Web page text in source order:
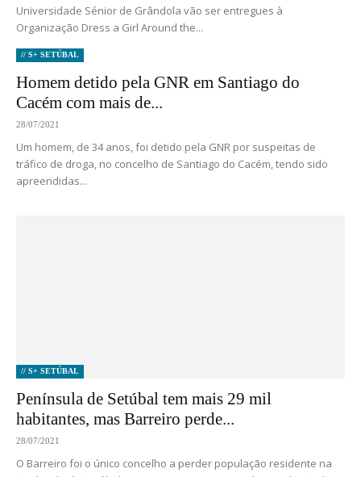
Universidade Sénior de Grândola vão ser entregues à
Organização Dress a Girl Around the...
// S+ SETÚBAL
Homem detido pela GNR em Santiago do
Cacém com mais de...
28/07/2021
Um homem, de 34 anos, foi detido pela GNR por suspeitas de
tráfico de droga, no concelho de Santiago do Cacém, tendo sido
apreendidas...
// S+ SETÚBAL
Península de Setúbal tem mais 29 mil
habitantes, mas Barreiro perde...
28/07/2021
O Barreiro foi o único concelho a perder população residente na